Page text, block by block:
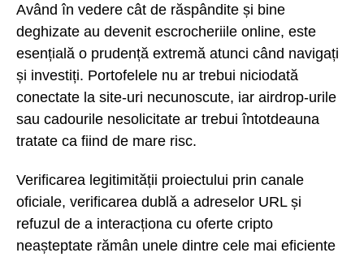
Având în vedere cât de răspândite și bine
deghizate au devenit escrocheriile online, este
esențială o prudență extremă atunci când navigați
și investiți. Portofelele nu ar trebui niciodată
conectate la site-uri necunoscute, iar airdrop-urile
sau cadourile nesolicitate ar trebui întotdeauna
tratate ca fiind de mare risc.
Verificarea legitimității proiectului prin canale
oficiale, verificarea dublă a adreselor URL și
refuzul de a interacționa cu oferte cripto
neașteptate rămân unele dintre cele mai eficiente